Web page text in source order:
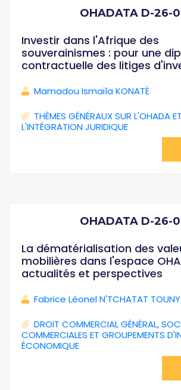
OHADATA D-26-
Investir dans l'Afrique des
souverainismes : pour une
contractuelle des litiges
Mamadou Ismaïla KONATÉ
THÈMES GÉNÉRAUX SUR L'OHADA ET
L'INTÉGRATION JURIDIQUE
OHADATA D-26-
La dématérialisation des
mobilières dans l'espace
actualités et perspectives
Fabrice Léonel N'TCHATAT
DROIT COMMERCIAL GÉNÉRAL,
COMMERCIALES ET GROUPEMENTS
ÉCONOMIQUE